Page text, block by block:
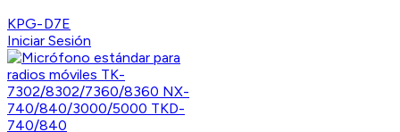
KPG-D7E
Iniciar Sesión